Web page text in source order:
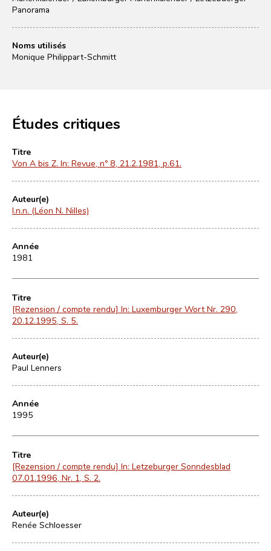
Panorama
Noms utilisés
Monique Philippart-Schmitt
Études critiques
Titre
Von A bis Z. In: Revue, nº 8, 21.2.1981, p.61.
Auteur(e)
l.n.n. (Léon N. Nilles)
Année
1981
Titre
[Rezension / compte rendu] In: Luxemburger Wort Nr. 290,
20.12.1995, S. 5.
Auteur(e)
Paul Lenners
Année
1995
Titre
[Rezension / compte rendu] In: Letzeburger Sonndesblad
07.01.1996, Nr. 1, S. 2.
Auteur(e)
Renée Schloesser